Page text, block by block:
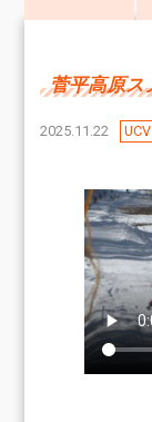
菅平高原
2025.11.22